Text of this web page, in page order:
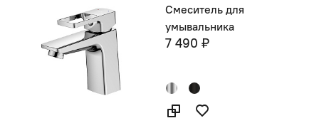
Смеситель для
умывальника
7 490 ₽